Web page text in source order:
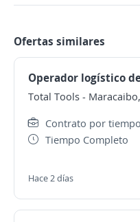
Ofertas similares
Operador logístico
Total Tools -
Contrato por
Tiempo Completo
Hace 2 días